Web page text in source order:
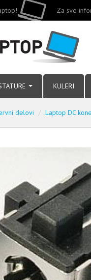
Za sve
KULERI
delovi Laptop DC